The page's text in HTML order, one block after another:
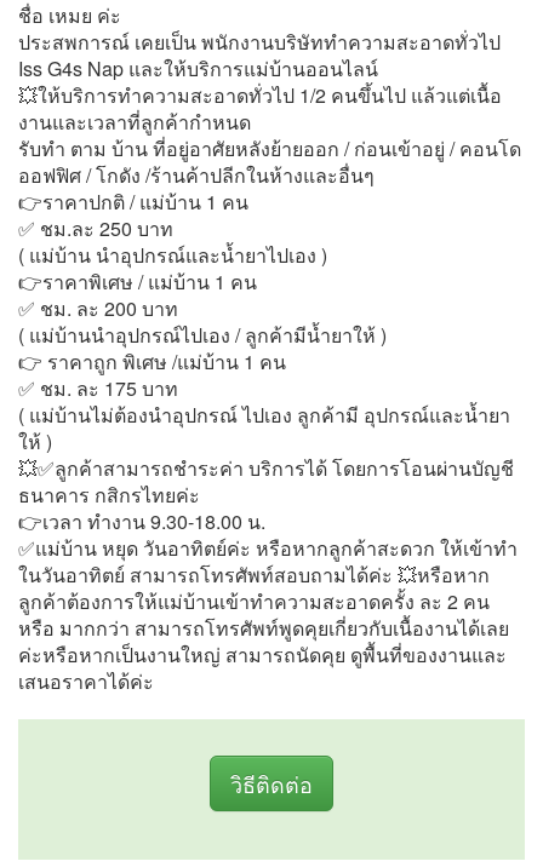
ชื่อ เหมย ค่ะ
ประสพการณ์ เคยเป็น พนักงานบริษัททำความสะอาดทั่วไป
Iss G4s Nap และให้บริการแม่บ้านออนไลน์
💥ให้บริการทำความสะอาดทั่วไป 1/2 คนขึ้นไป แล้วแต่เนื้อ
งานและเวลาที่ลูกค้ากำหนด
รับทำ ตาม บ้าน ที่อยู่อาศัยหลังย้ายออก / ก่อนเข้าอยู่ / คอนโด
ออฟฟิศ / โกดัง /ร้านค้าปลีกในห้างและอื่นๆ
👉ราคาปกติ / แม่บ้าน 1 คน
✅ ชม.ละ 250 บาท
( แม่บ้าน นำอุปกรณ์และน้ำยาไปเอง )
👉ราคาพิเศษ / แม่บ้าน 1 คน
✅ ชม. ละ 200 บาท
( แม่บ้านนำอุปกรณ์ไปเอง / ลูกค้ามีน้ำยาให้ )
👉 ราคาถูก พิเศษ /แม่บ้าน 1 คน
✅ ชม. ละ 175 บาท
( แม่บ้านไม่ต้องนำอุปกรณ์ ไปเอง ลูกค้ามี อุปกรณ์และน้ำยา
ให้ )
💥✅ลูกค้าสามารถชำระค่า บริการได้ โดยการโอนผ่านบัญชี
ธนาคาร กสิกรไทยค่ะ
👉เวลา ทำงาน 9.30-18.00 น.
✅แม่บ้าน หยุด วันอาทิตย์ค่ะ หรือหากลูกค้าสะดวก ให้เข้าทำ
ในวันอาทิตย์ สามารถโทรศัพท์สอบถามได้ค่ะ 💥หรือหาก
ลูกค้าต้องการให้แม่บ้านเข้าทำความสะอาดครั้ง ละ 2 คน
หรือ มากกว่า สามารถโทรศัพท์พูดคุยเกี่ยวกับเนื้องานได้เลย
ค่ะหรือหากเป็นงานใหญ่ สามารถนัดคุย ดูพื้นที่ของงานและ
เสนอราคาได้ค่ะ
วิธีติดต่อ